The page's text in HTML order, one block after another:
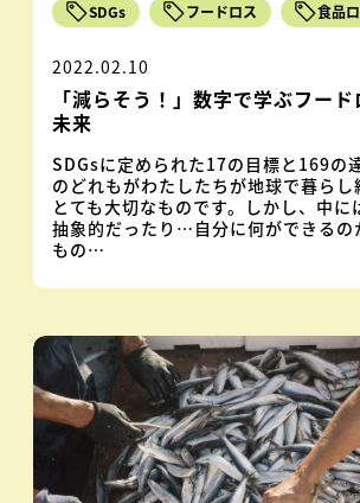
SDGs フードロス 食品
2022.02.10
「減らそう！」数字で学ぶフー
未来
SDGsに定められた17の目標と169の
のどれもがわたしたちが地球で暮らし
とても大切なものです。しかし、中に
抽象的だったり…自分に何ができるの
もの…